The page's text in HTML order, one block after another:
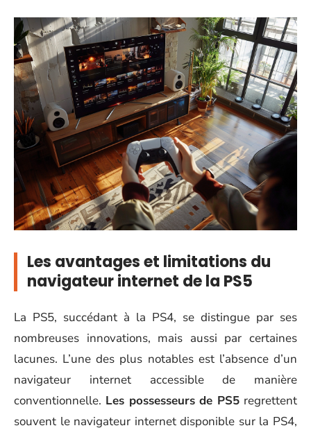
Les avantages et limitations du
navigateur internet de la PS5
La PS5, succédant à la PS4, se distingue par ses
nombreuses innovations, mais aussi par certaines
lacunes. L’une des plus notables est l’absence d’un
navigateur internet accessible de manière
conventionnelle. Les possesseurs de PS5 regrettent
souvent le navigateur internet disponible sur la PS4,